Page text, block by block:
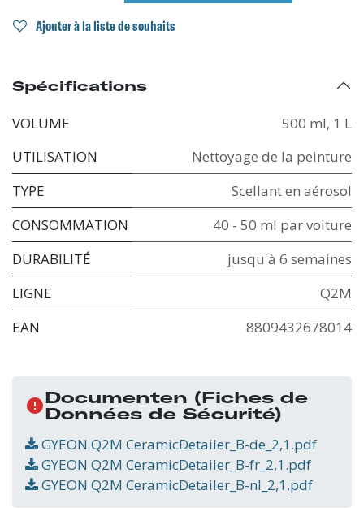
Ajouter à la liste de souhaits
Spécifications
VOLUME 500 ml, 1 L
UTILISATION
Nettoyage de la peinture
TYPE
Scellant en aérosol
CONSOMMATION
40 - 50 ml par voiture
DURABILITÉ
jusqu'à 6 semaines
LIGNE
Q2M
EAN
8809432678014
Documenten (Fiches de
Données de Sécurité)
GYEON Q2M CeramicDetailer_B-de_2,1.pdf
GYEON Q2M CeramicDetailer_B-fr_2,1.pdf
GYEON Q2M CeramicDetailer_B-nl_2,1.pdf